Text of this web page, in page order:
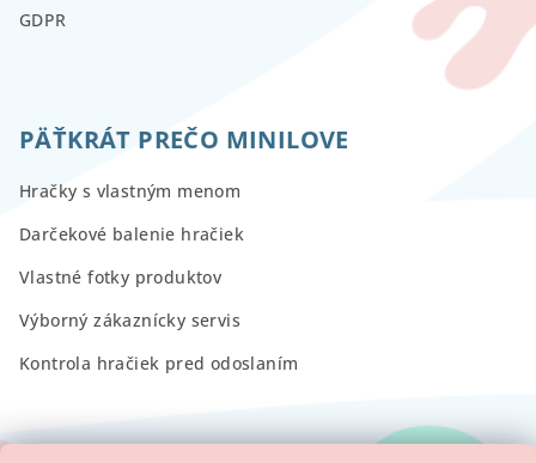
GDPR
PÄŤKRÁT PREČO MINILOVE
Hračky s vlastným menom
Darčekové balenie hračiek
Vlastné fotky produktov
Výborný zákaznícky servis
Kontrola hračiek pred odoslaním